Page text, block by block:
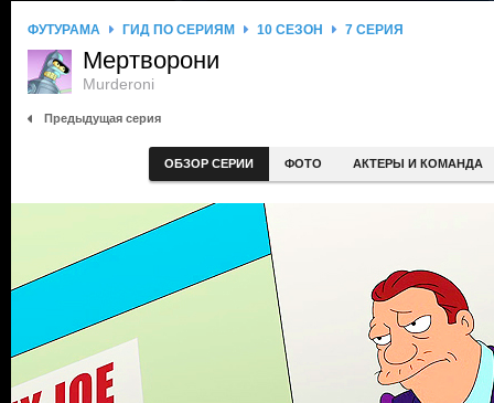
ФУТУРАМА ГИД ПО СЕРИЯМ 10 СЕЗОН 7 СЕРИЯ
Мертворони
Murderoni
Предыдущая серия
ОБЗОР СЕРИИ ФОТО АКТЕРЫ И КОМАНДА